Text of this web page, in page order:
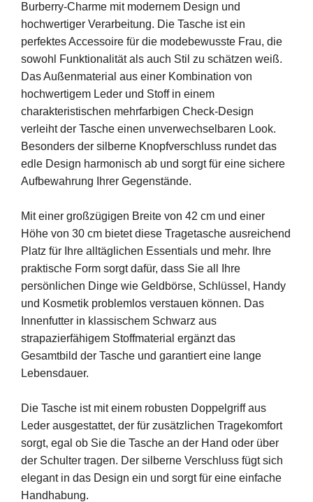
Burberry-Charme mit modernem Design und
hochwertiger Verarbeitung. Die Tasche ist ein
perfektes Accessoire für die modebewusste Frau, die
sowohl Funktionalität als auch Stil zu schätzen weiß.
Das Außenmaterial aus einer Kombination von
hochwertigem Leder und Stoff in einem
charakteristischen mehrfarbigen Check-Design
verleiht der Tasche einen unverwechselbaren Look.
Besonders der silberne Knopfverschluss rundet das
edle Design harmonisch ab und sorgt für eine sichere
Aufbewahrung Ihrer Gegenstände.
Mit einer großzügigen Breite von 42 cm und einer
Höhe von 30 cm bietet diese Tragetasche ausreichend
Platz für Ihre alltäglichen Essentials und mehr. Ihre
praktische Form sorgt dafür, dass Sie all Ihre
persönlichen Dinge wie Geldbörse, Schlüssel, Handy
und Kosmetik problemlos verstauen können. Das
Innenfutter in klassischem Schwarz aus
strapazierfähigem Stoffmaterial ergänzt das
Gesamtbild der Tasche und garantiert eine lange
Lebensdauer.
Die Tasche ist mit einem robusten Doppelgriff aus
Leder ausgestattet, der für zusätzlichen Tragekomfort
sorgt, egal ob Sie die Tasche an der Hand oder über
der Schulter tragen. Der silberne Verschluss fügt sich
elegant in das Design ein und sorgt für eine einfache
Handhabung.